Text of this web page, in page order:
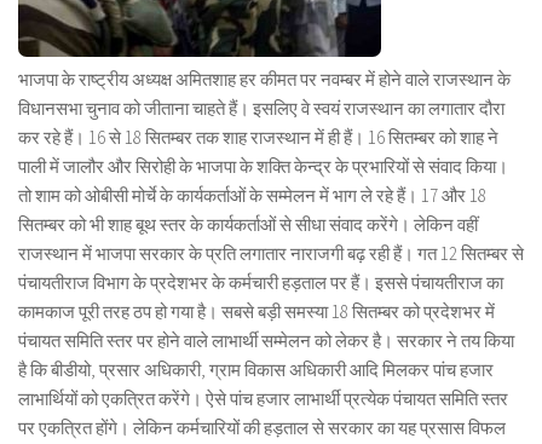
भाजपा के राष्ट्रीय अध्यक्ष अमितशाह हर कीमत पर नवम्बर में होने वाले राजस्थान के
विधानसभा चुनाव को जीताना चाहते हैं। इसलिए वे स्वयं राजस्थान का लगातार दौरा
कर रहे हैं। 16 से 18 सितम्बर तक शाह राजस्थान में ही हैं। 16 सितम्बर को शाह ने
पाली में जालौर और सिरोही के भाजपा के शक्ति केन्द्र के प्रभारियों से संवाद किया।
तो शाम को ओबीसी मोर्चे के कार्यकर्ताओं के सम्मेलन में भाग ले रहे हैं। 17 और 18
सितम्बर को भी शाह बूथ स्तर के कार्यकर्ताओं से सीधा संवाद करेंगे। लेकिन वहीं
राजस्थान में भाजपा सरकार के प्रति लगातार नाराजगी बढ़ रही हैं। गत 12 सितम्बर से
पंचायतीराज विभाग के प्रदेशभर के कर्मचारी हड़ताल पर हैं। इससे पंचायतीराज का
कामकाज पूरी तरह ठप हो गया है। सबसे बड़ी समस्या 18 सितम्बर को प्रदेशभर में
पंचायत समिति स्तर पर होने वाले लाभार्थी सम्मेलन को लेकर है। सरकार ने तय किया
है कि बीडीयो, प्रसार अधिकारी, ग्राम विकास अधिकारी आदि मिलकर पांच हजार
लाभार्थियों को एकत्रित करेंगे। ऐसे पांच हजार लाभार्थी प्रत्येक पंचायत समिति स्तर
पर एकत्रित होंगे। लेकिन कर्मचारियों की हड़ताल से सरकार का यह प्रसास विफल